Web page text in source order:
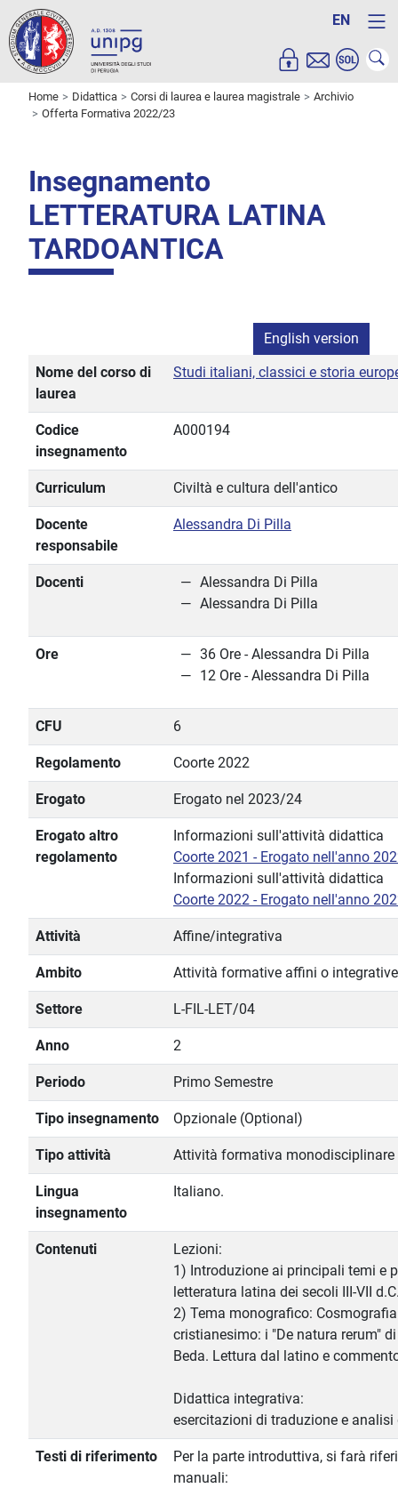
EN
Home Didattica Corsi di laurea e laurea magistrale
Archivio
Offerta Formativa 2022/23
Insegnamento
LETTERATURA LATINA
TARDOANTICA
English version
Nome del corso di
laurea
Studi italiani, classici e storia
Codice
insegnamento
A000194
Curriculum Civiltà e cultura dell'antico
Docente
responsabile
Alessandra Di Pilla
Docenti
Alessandra Di Pilla
Alessandra Di Pilla
Ore
36 Ore - Alessandra Di Pilla
12 Ore - Alessandra Di Pilla
CFU 6
Regolamento Coorte 2022
Erogato Erogato nel 2023/24
Erogato altro
regolamento
Informazioni sull'attività didattica
Coorte 2021 - Erogato nell'anno
Informazioni sull'attività didattica
Coorte 2022 - Erogato nell'anno
Attività Affine/integrativa
Ambito Attività formative affini o integrative
Settore L-FIL-LET/04
Anno 2
Periodo Primo Semestre
Tipo insegnamento Opzionale (Optional)
Tipo attività Attività formativa monodisciplinare
Lingua
insegnamento
Italiano.
Contenuti
Lezioni:
1) Introduzione ai principali temi e
letteratura latina dei secoli III-VII
2) Tema monografico:
cristianesimo: i "De natura rerum"
Beda. Lettura dal latino e
Didattica integrativa:
esercitazioni di traduzione e
Testi di riferimento
Per la parte introduttiva, si farà
manuali: